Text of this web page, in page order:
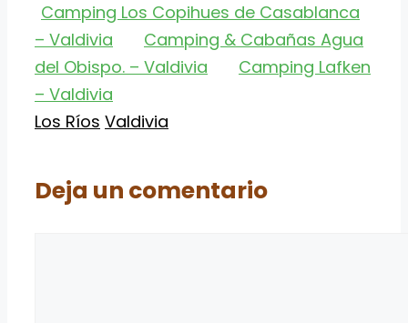
Camping Los Copihues de Casablanca
– Valdivia
Camping & Cabañas Agua
del Obispo. – Valdivia
Camping Lafken
– Valdivia
Categorías
Los Ríos Etiquetas
Valdivia
Deja un comentario